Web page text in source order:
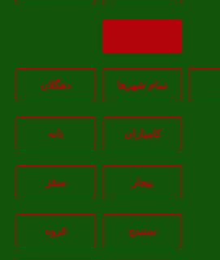
تمام شهر‌ها دهگلان
کامیاران
سنندج